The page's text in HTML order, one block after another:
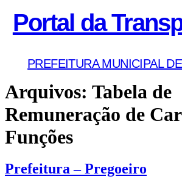
Portal da
PREFEITURA MUNICIPAL
Arquivos: Tabela de
Remuneração de
Funções
Prefeitura – Pregoeiro